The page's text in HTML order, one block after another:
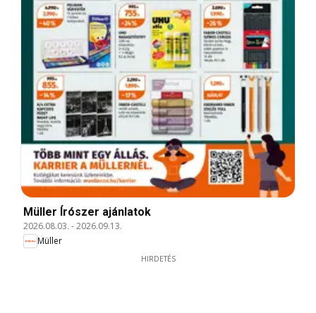
Müller Írószer ajánlatok
2026.08.03. -2026.09.13.
Müller
HIRDETÉS